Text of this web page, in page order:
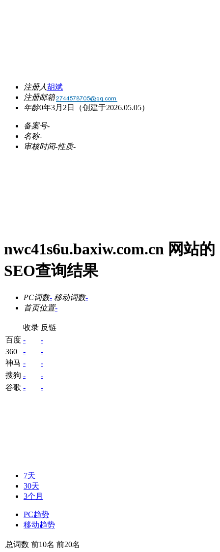
注册人胡斌
注册邮箱
年龄0年3月2日 （创建于2026.05.05）
备案号-
名称-
审核时间-性质-
nwc41s6u.baxiw.com.cn 网站的
SEO查询结果
PC词数- 移动词数-
首页位置-
收录 反链
百度 -
-
360
-
-
神马 -
-
搜狗 -
-
谷歌 - -
7天
30天
3个月
PC趋势
移动趋势
总词数 前10名 前20名